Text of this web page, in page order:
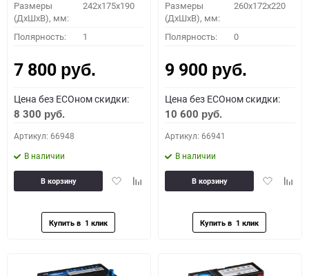
Размеры
(ДхШхВ), мм:
242x175x190
Полярность: 1
7 800 руб.
Цена без ECOном скидки:
8 300 руб.
Артикул: 66948
В наличии
ДобавитьДобавить
В корзину
Размеры
(ДхШхВ), мм:
260x172x220
Полярность: 0
9 900 руб.
Цена без ECOном скидки:
10 600 руб.
Артикул: 66941
В наличии
Добавить
В корзину